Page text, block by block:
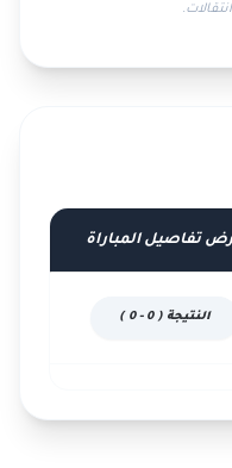
تفاصيل المباراة
النتيجة ( 0 - 0 )